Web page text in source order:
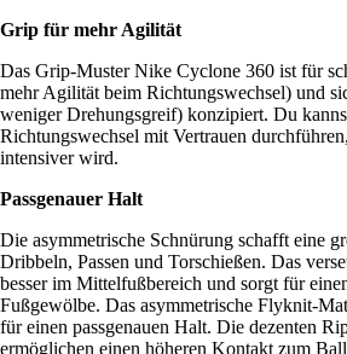
Grip für mehr Agilität
Das Grip-Muster Nike Cyclone 360 ist für
mehr Agilität beim Richtungswechsel) und
weniger Drehungsgreif) konzipiert. Du
Richtungswechsel mit Vertrauen
intensiver wird.
Passgenauer Halt
Die asymmetrische Schnürung schafft eine
Dribbeln, Passen und Torschießen. Das
besser im Mittelfußbereich und sorgt für
Fußgewölbe. Das asymmetrische Flyknit-
für einen passgenauen Halt. Die dezenten
ermöglichen einen höheren Kontakt zum